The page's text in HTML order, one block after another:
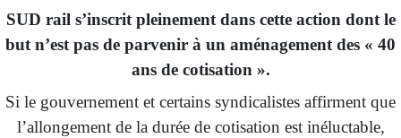
SUD rail s’inscrit pleinement dans cette action dont le
but n’est pas de parvenir à un aménagement des « 40
ans de cotisation ».
Si le gouvernement et certains syndicalistes affirment que
l’allongement de la durée de cotisation est inéluctable,